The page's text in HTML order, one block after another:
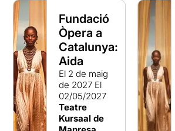
Fundació
Òpera a
Catalunya:
Aida
El 2 de maig
de 2027 El
02/05/2027
Teatre
Kursaal de